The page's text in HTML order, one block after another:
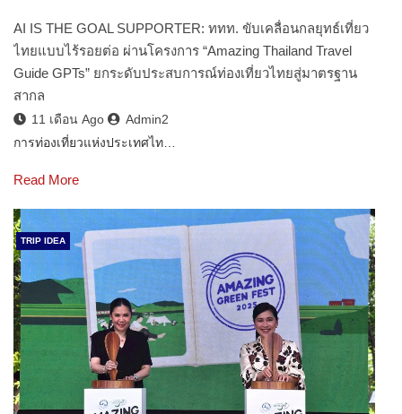
AI IS THE GOAL SUPPORTER: ททท. ขับเคลื่อนกลยุทธ์เที่ยว
ไทยแบบไร้รอยต่อ ผ่านโครงการ “Amazing Thailand Travel
Guide GPTs” ยกระดับประสบการณ์ท่องเที่ยวไทยสู่มาตรฐาน
สากล
11 เดือน Ago
Admin2
การท่องเที่ยวแห่งประเทศไท…
Read More
TRIP IDEA